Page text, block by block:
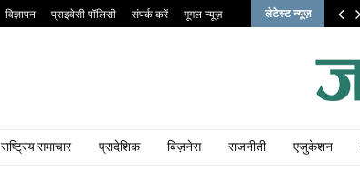
विज्ञापन प्राइवेसी पॉलिसी संपर्क करें गूगल न्यूज़ लेटेस्ट न्यूज़
राष्ट्रिय समाचार प्रादेशिक बिज़नेस राजनीती एजुकेशन